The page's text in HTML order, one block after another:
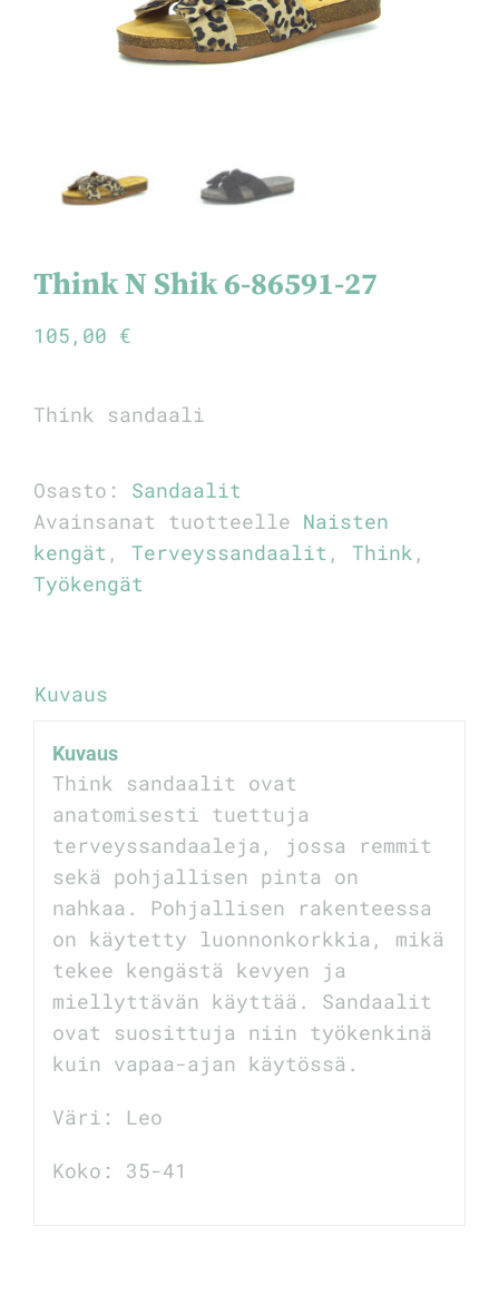
Think N Shik 6-86591-27
105,00 €
Think sandaali
Osasto: Sandaalit
Avainsanat tuotteelle Naisten
kengät , Terveyssandaalit , Think ,
Työkengät
Kuvaus
Kuvaus
Think sandaalit ovat
anatomisesti tuettuja
terveyssandaaleja, jossa remmit
sekä pohjallisen pinta on
nahkaa. Pohjallisen rakenteessa
on käytetty luonnonkorkkia, mikä
tekee kengästä kevyen ja
miellyttävän käyttää. Sandaalit
ovat suosittuja niin työkenkinä
kuin vapaa-ajan käytössä.
Väri: Leo
Koko: 35-41